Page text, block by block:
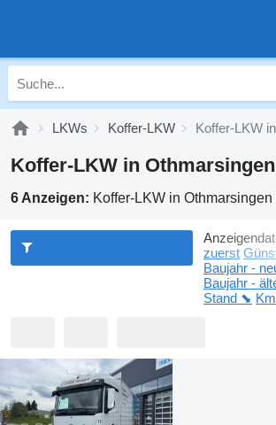
LKWs Koffer-LKW Koffer-LKW
Koffer-LKW in Othmarsingen
6 Anzeigen: Koffer-LKW in Othmarsingen
zuerst
Baujahr -
Baujahr -
Stand ⬊